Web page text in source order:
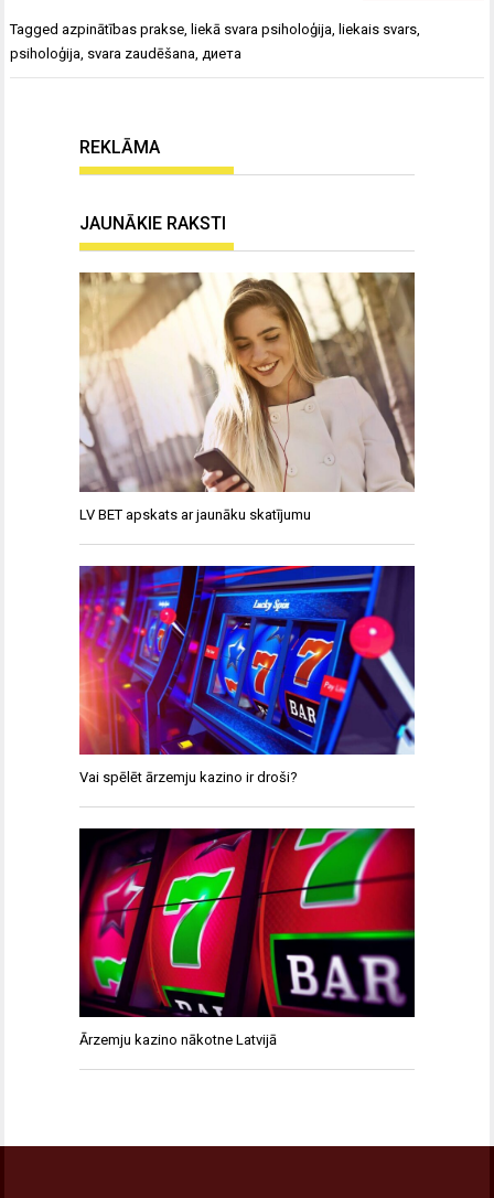
Taggedazpinātības prakse ,liekā svara psiholoģija ,liekais svars
psiholoģija svara zaudēšana диета
REKLĀMA
JAUNĀKIE RAKSTI
LV BET apskats ar jaunāku skatījumu
Vai spēlēt ārzemju kazino ir droši?
Ārzemju kazino nākotne Latvijā